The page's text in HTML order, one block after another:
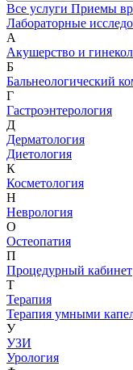
Все услуги Приемы
Лабораторные
А
Акушерство и
Б
Бальнеологический
Г
Гастроэнтерология
Д
Дерматология
Диетология
К
Косметология
Н
Неврология
О
Остеопатия
П
Процедурный кабинет
Т
Терапия
Терапия умными
У
УЗИ
Урология